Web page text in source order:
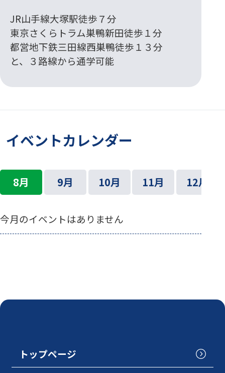
JR山手線大塚駅徒歩７分
東京さくらトラム巣鴨新田徒歩１分
都営地下鉄三田線西巣鴨徒歩１３分
と、３路線から通学可能
イベントカレンダー
8月 9月 10月 11月 12月
今月のイベントはありません
トップページ